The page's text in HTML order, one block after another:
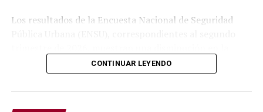
La transformación también incluyó el reencarpetado de
Los resultados de la Encuesta Nacional de Seguridad
percepción de inseguridad de la población de 18 años y
más residente en el municipio de Naucalpan de Juárez,
Estado de México.
CONTINUAR LEYENDO